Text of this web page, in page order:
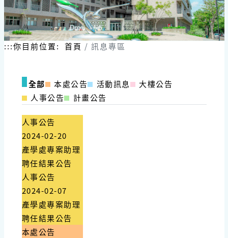
跳
到
主
要
內:::你目前位置: 首頁 訊息專區
全部 本處公告 活動訊息
大樓公告
人事公告
計畫公告
人事公告
2024-02-20
產學處專案助理
聘任結果公告
人事公告
2024-02-07
產學處專案助理
聘任結果公告
本處公告